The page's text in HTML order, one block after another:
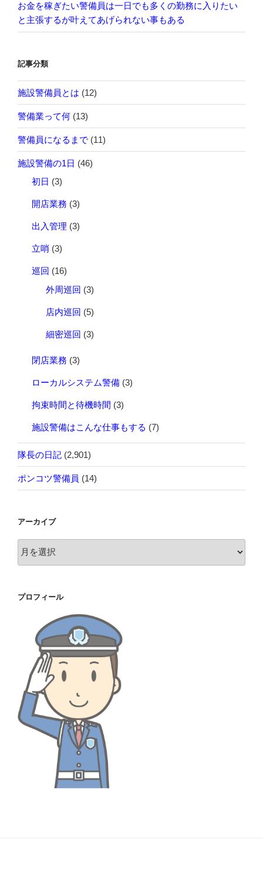
お金を稼ぎたい警備員は一日でも多くの勤務に入りたい
と主張するが叶えてあげられない事もある
記事分類
施設警備員とは (12)
警備業って何 (13)
警備員になるまで (11)
施設警備の1日 (46)
初日 (3)
開店業務 (3)
出入管理 (3)
立哨 (3)
巡回 (16)
外周巡回 (3)
店内巡回 (5)
細密巡回 (3)
閉店業務 (3)
ローカルシステム警備 (3)
拘束時間と待機時間 (3)
施設警備はこんな仕事もする (7)
隊長の日記 (2,901)
ポンコツ警備員 (14)
アーカイブ
ー
ブ
プロフィール